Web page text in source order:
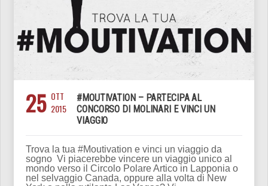
25 OTT
2015
#MOUTIVATION – PARTECIPA AL
CONCORSO DI MOLINARI E VINCI UN
VIAGGIO
Trova la tua #Moutivation e vinci un viaggio da
sogno Vi piacerebbe vincere un viaggio unico al
mondo verso il Circolo Polare Artico in Lapponia o
nel selvaggio Canada, oppure alla volta di New